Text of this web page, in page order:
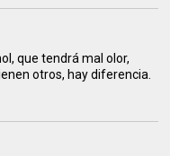
que tendrá mal olor,
otros, hay diferencia.